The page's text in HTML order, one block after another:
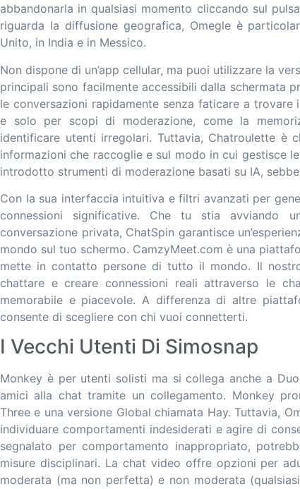
abbandonarla in qualsiasi momento cliccando sul
riguarda la diffusione geografica, Omegle è
Unito, in India e in Messico.
Non dispone di un’app cellular, ma puoi utilizzare la
principali sono facilmente accessibili dalla schermata
le conversazioni rapidamente senza faticare a
e solo per scopi di moderazione, come la
identificare utenti irregolari. Tuttavia, Chatroulette è
informazioni che raccoglie e sul modo in cui gestisce
introdotto strumenti di moderazione basati su IA,
Con la sua interfaccia intuitiva e filtri avanzati per
connessioni significative. Che tu stia avviando
conversazione privata, ChatSpin garantisce
mondo sul tuo schermo. CamzyMeet.com è una
mette in contatto persone di tutto il mondo. Il
chattare e creare connessioni reali attraverso le
memorabile e piacevole. A differenza di altre
consente di scegliere con chi vuoi connetterti.
I Vecchi Utenti Di Simosnap
Monkey è per utenti solisti ma si collega anche a
amici alla chat tramite un collegamento. Monkey
Three e una versione Global chiamata Hay. Tuttavia,
individuare comportamenti indesiderati e agire di
segnalato per comportamento inappropriato,
misure disciplinari. La chat video offre opzioni per
moderata (ma non perfetta) e non moderata